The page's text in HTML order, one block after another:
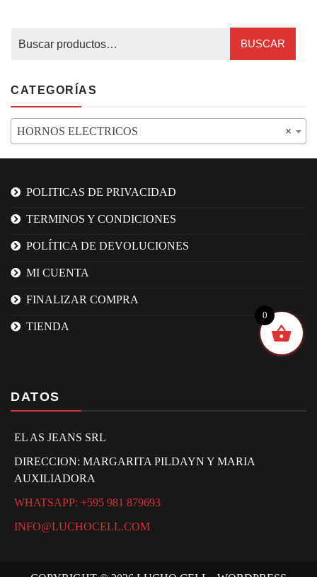
BUSCAR
CATEGORÍAS
×
HORNOS ELECTRICOS
POLITICAS DE PRIVACIDAD
TERMINOS Y CONDICIONES
POLÍTICA DE DEVOLUCIONES
MI CUENTA
FINALIZAR COMPRA
TIENDA
DATOS
EL AS JEANS SRL
DIRECCION: MARGARITA PILDAYN Y MARIA
AUXILIADORA
WHATSAPP: +595 981 879693
INFO@LUCHOCELL.COM
0